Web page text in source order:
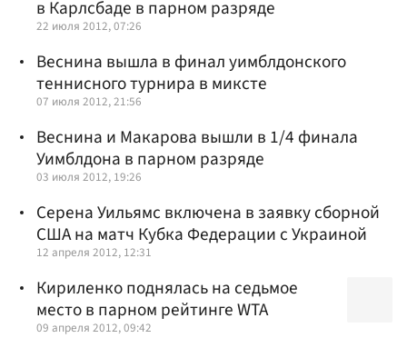
в Карлсбаде в парном разряде
22 июля 2012, 07:26
Веснина вышла в финал уимблдонского
теннисного турнира в миксте
07 июля 2012, 21:56
Веснина и Макарова вышли в 1/4 финала
Уимблдона в парном разряде
03 июля 2012, 19:26
Серена Уильямс включена в заявку сборной
США на матч Кубка Федерации с Украиной
12 апреля 2012, 12:31
Кириленко поднялась на седьмое
место в парном рейтинге WTA
09 апреля 2012, 09:42